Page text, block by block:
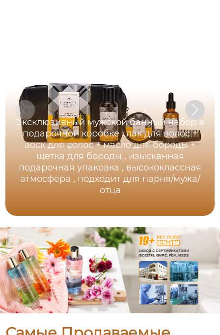
Эксклюзивный мужской банный набор в
подарочной коробке : лак для волос +
воск для волос + масло для бороды +
щетка для бороды , изысканная
подарочная упаковка , высококлассная
атмосфера , подходит для парня/мужа/
отца